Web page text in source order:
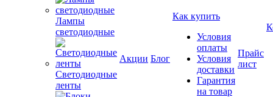
Лампы
светодиодные
Светодиодные
ленты
Акции Блог
Как купить
Условия
оплаты
Условия
доставки
Гарантия
на товар
Прайс
лист